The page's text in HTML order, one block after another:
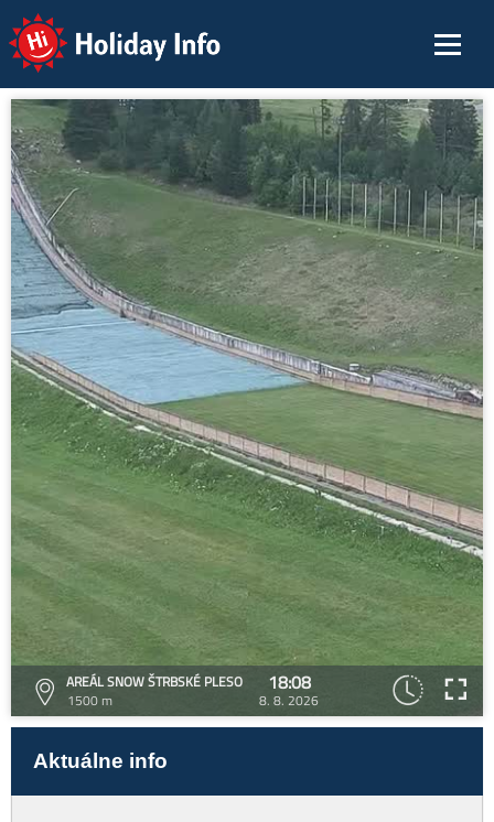
Holiday Info
AREÁL SNOW ŠTRBSKÉ PLESO
1500 m
18:08
8. 8. 2026
Aktuálne info